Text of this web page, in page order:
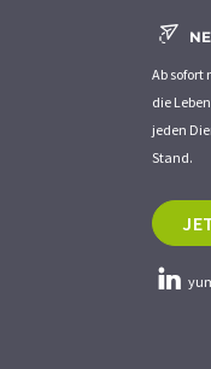
Ab sofort
die
jeden
Stand.